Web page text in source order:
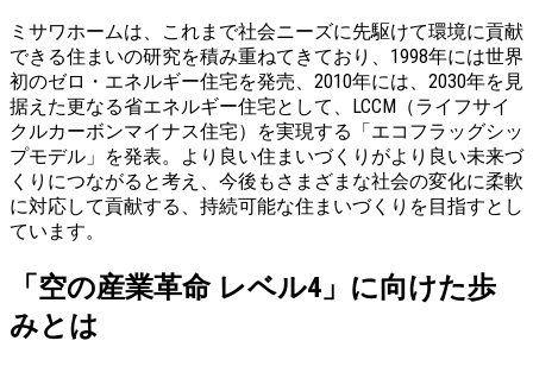
ミサワホームは、これまで社会ニーズに先駆けて環境に貢献
できる住まいの研究を積み重ねてきており、1998年には世界
初のゼロ・エネルギー住宅を発売、2010年には、2030年を⾒
据えた更なる省エネルギー住宅として、LCCM（ライフサイ
クルカーボンマイナス住宅）を実現する「エコフラッグシッ
プモデル」を発表。より良い住まいづくりがより良い未来づ
くりにつながると考え、今後もさまざまな社会の変化に柔軟
に対応して貢献する、持続可能な住まいづくりを目指すとし
ています。
「空の産業革命 レベル4」に向けた歩
みとは